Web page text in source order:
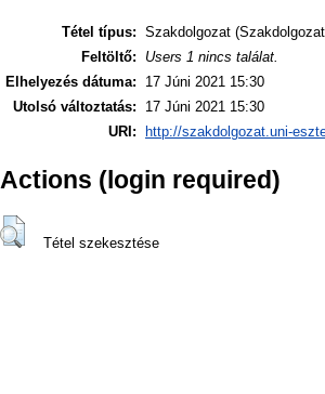
Tétel típus: Szakdolgozat
Feltöltő:
Users 1 nincs találat.
Elhelyezés dátuma:
17 Júni 2021 15:30
Utolsó változtatás:
17 Júni 2021 15:30
URI:
http://szakdolgozat.uni-
Actions (login required)
Tétel szekesztése